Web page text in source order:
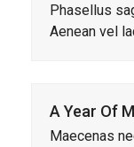
Phasellus
Aenean vel
A Year Of
Maecenas